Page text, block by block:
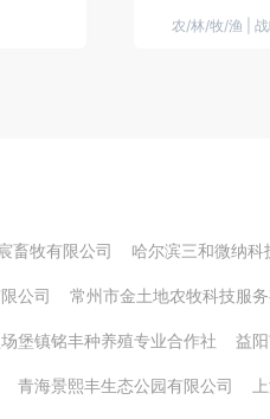
农/林/牧/渔
畜牧有限公司 哈尔滨三和微纳科
公司 常州市金土地农牧科技服
堡镇铭丰种养殖专业合作社 益
青海景熙丰生态公园有限公司